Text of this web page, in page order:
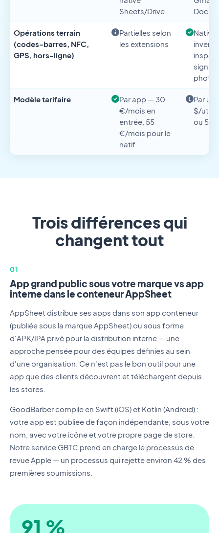
Sheets/Drive
Docs
Opérations terrain
(codes-barres, NFC,
GPS, hors-ligne)
Partielles selon
les extensions
photos
Modèle tarifaire
Par app — 30
€/mois en
entrée, 55
€/mois pour le
natif
Par
$/
ou 50
Trois différences qui
changent tout
01
App grand public sous votre marque vs app
interne dans le conteneur AppSheet
AppSheet distribue ses apps dans son app conteneur
(publiée sous la marque AppSheet) ou sous forme
d'APK/IPA privé pour la distribution interne — une
approche pensée pour des équipes définies au sein
d'une organisation. Ce n'est pas le bon outil pour une
app que des clients découvrent et téléchargent depuis
les stores.
GoodBarber compile en Swift (iOS) et Kotlin (Android) :
votre app est publiée de façon indépendante, sous votre
nom, avec votre icône et votre propre page de store.
Notre service GBTC prend en charge le processus de
revue Apple — un processus qui rejette environ 42 % des
premières soumissions.
91 %